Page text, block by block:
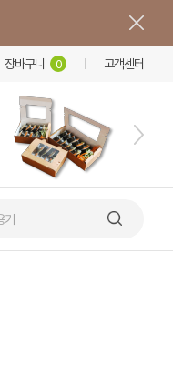
장바구니 0 고객센터
기